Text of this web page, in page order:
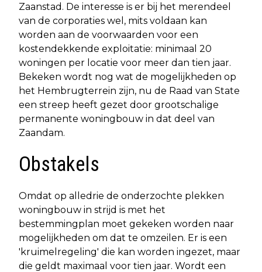
Zaanstad. De interesse is er bij het merendeel
van de corporaties wel, mits voldaan kan
worden aan de voorwaarden voor een
kostendekkende exploitatie: minimaal 20
woningen per locatie voor meer dan tien jaar.
Bekeken wordt nog wat de mogelijkheden op
het Hembrugterrein zijn, nu de Raad van State
een streep heeft gezet door grootschalige
permanente woningbouw in dat deel van
Zaandam.
Obstakels
Omdat op alledrie de onderzochte plekken
woningbouw in strijd is met het
bestemmingplan moet gekeken worden naar
mogelijkheden om dat te omzeilen. Er is een
'kruimelregeling' die kan worden ingezet, maar
die geldt maximaal voor tien jaar. Wordt een